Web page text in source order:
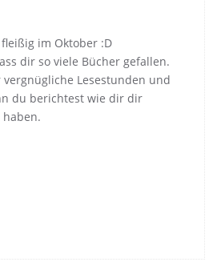
fleißig im Oktober :D
dir so viele Bücher gefallen.
Lesestunden und
du berichtest wie dir dir